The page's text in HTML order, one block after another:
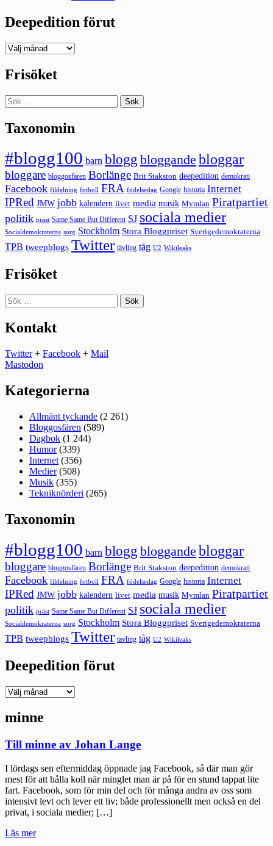
Deepedition förut
Deepedition
Frisöket
Sök
efter:
Taxonomin
#blogg100 barn blogg bloggande bloggar
bloggare bloggosfären Borlänge Brit Stakston deepedition demokrati
Facebook fildelning fotboll FRA födelsedag Google historia Internet
IPRed JMW jobb kalendern livet media musik Mymlan Piratpartiet
politik präst Same Same But Different SJ sociala medier
Socialdemokraterna sorg Stockholm Stora Bloggpriset Sverigedemokraterna
TPB tweepblogs Twitter tävling tåg U2 Wikileaks
Frisöket
Sök
efter:
Kontakt
Twitter+ Facebook + Mail
Mastodon
Kategorierna
Allmänt tyckande (2 261)
Bloggosfären (589)
Dagbok (1 244)
Humor(339)
Internet (356)
Medier(508)
Musik (355)
Tekniknörderi (265)
Taxonomin
#blogg100 barn blogg bloggande bloggar
bloggare bloggosfären Borlänge Brit Stakston deepedition demokrati
Facebook fildelning fotboll FRA födelsedag Google historia Internet
IPRed JMW jobb kalendern livet media musik Mymlan Piratpartiet
politik präst Same Same But Different SJ sociala medier
Socialdemokraterna sorg Stockholm Stora Bloggpriset Sverigedemokraterna
TPB tweepblogs Twitter tävling tåg U2 Wikileaks
Deepedition förut
Deepedition
minne
Till minne av Johan Lange
I lördags sen eftermiddag öppnade jag Facebook, så där man gör
mest för att hålla koll när minglet man är på för en stund tappat lite
fart. Facebook, som för min del och för många andra av oss som
intensivt levt och lever ett liv; både professionellt men också en del
privat, i sociala medier; […]
Läs mer"Till